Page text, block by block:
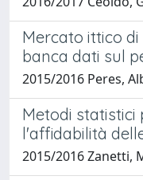
Mercato ittico
banca dati sul
2015/2016 Peres,
Metodi
l'affidabilità
2015/2016 Zanetti,